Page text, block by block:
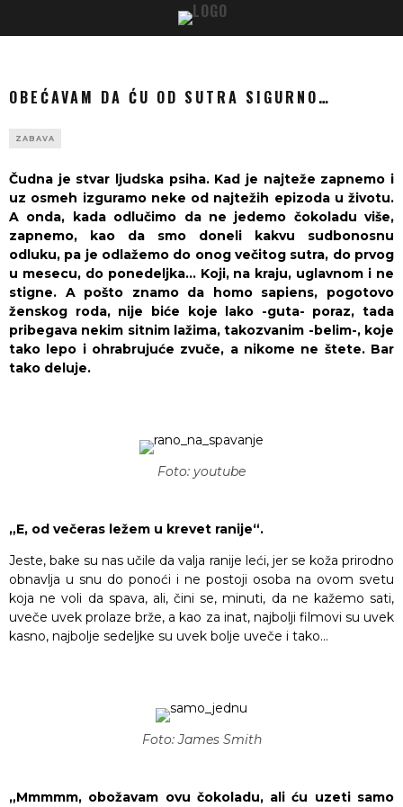
OBEĆAVAM DA ĆU OD SUTRA SIGURNO…
ZABAVA
Čudna je stvar ljudska psiha. Kad je najteže zapnemo i
uz osmeh izguramo neke od najtežih epizoda u životu.
A onda, kada odlučimo da ne jedemo čokoladu više,
zapnemo, kao da smo doneli kakvu sudbonosnu
odluku, pa je odlažemo do onog večitog sutra, do prvog
u mesecu, do ponedeljka… Koji, na kraju, uglavnom i ne
stigne. A pošto znamo da homo sapiens, pogotovo
ženskog roda, nije biće koje lako -guta- poraz, tada
pribegava nekim sitnim lažima, takozvanim -belim-, koje
tako lepo i ohrabrujuće zvuče, a nikome ne štete. Bar
tako deluje.
Foto: youtube
„E, od večeras ležem u krevet ranije“.
Jeste, bake su nas učile da valja ranije leći, jer se koža prirodno
obnavlja u snu do ponoći i ne postoji osoba na ovom svetu
koja ne voli da spava, ali, čini se, minuti, da ne kažemo sati,
uveče uvek prolaze brže, a kao za inat, najbolji filmovi su uvek
kasno, najbolje sedeljke su uvek bolje uveče i tako…
Foto: James Smith
„Mmmmm, obožavam ovu čokoladu, ali ću uzeti samo